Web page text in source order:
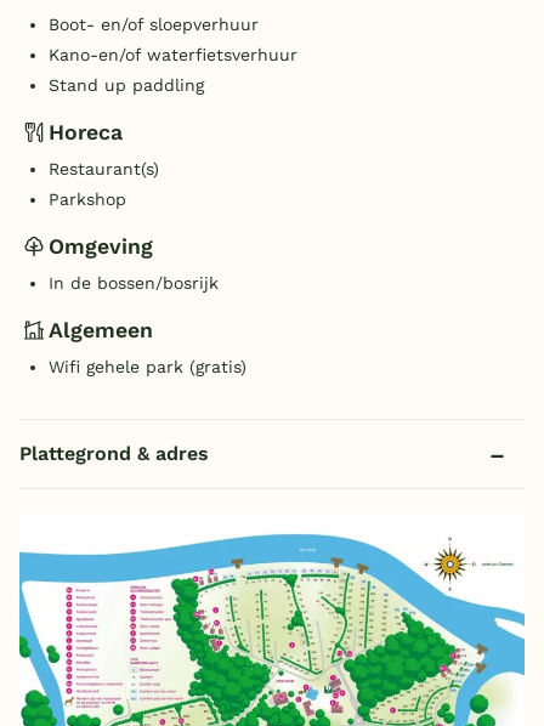
Boot- en/of sloepverhuur
Kano-en/of waterfietsverhuur
Stand up paddling
Horeca
Restaurant(s)
Parkshop
Omgeving
In de bossen/bosrijk
Algemeen
Wifi gehele park (gratis)
Plattegrond & adres